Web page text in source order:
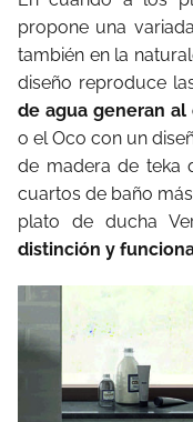
propone una
también en la
diseño reproduce
de agua generan
o el Oco con un
de madera de teka
cuartos de baño
plato de ducha
distinción y